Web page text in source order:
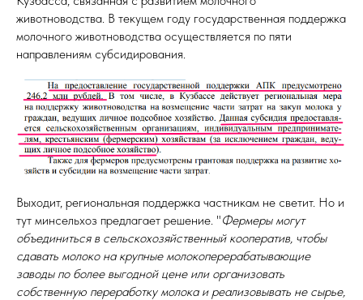
животноводства. В текущем году государственная поддержка
молочного животноводства осуществляется по пяти
направлениям субсидирования.
Выходит, региональная поддержка частникам не светит. Но и
тут минсельхоз предлагает решение. "Фермеры могут
объединиться в сельскохозяйственный кооператив, чтобы
сдавать молоко на крупные молокоперерабатывающие
заводы по более выгодной цене или организовать
собственную переработку молока и реализовывать не сырье,